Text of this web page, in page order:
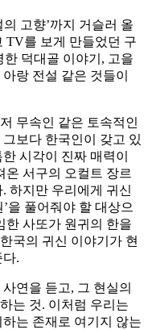
고향’까지 거슬러 올
TV를 보게 만들었던 구
한 덕대골 이야기, 고을
랑 전설 같은 것들이
무속인 같은 토속적인
보다 한국인이 갖고 있
시각이 진짜 매력이
온 서구의 오컬트 장르
하지만 우리에게 귀신
을 풀어줘야 할 대상으
한 사또가 원귀의 한을
국의 귀신 이야기가 현
.
연을 듣고, 그 현실의
는 것. 이처럼 우리는
는 존재로 여기지 않는